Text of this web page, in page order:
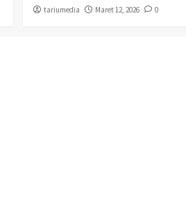
tariumedia Maret 12, 2026 0